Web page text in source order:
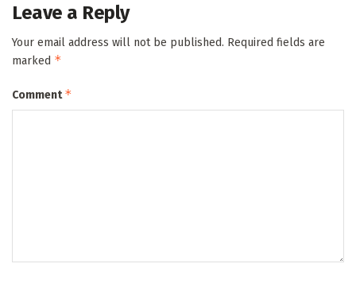
Leave a Reply
Your email address will not be published. Required fields are
marked *
Comment*